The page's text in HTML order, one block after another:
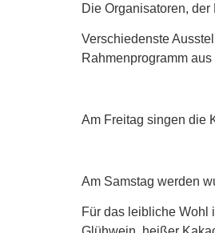
Die Organisatoren,
Verschiedenste
Rahmenprogramm
Am Freitag singen die
Am Samstag werden
Für das leibliche Wohl